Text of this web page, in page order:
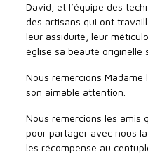
David, et l’équipe des
des artisans qui ont
leur assiduité, leur
église sa beauté originelle
Nous remercions Madame
son aimable attention.
Nous remercions les amis
pour partager avec nous
les récompense au